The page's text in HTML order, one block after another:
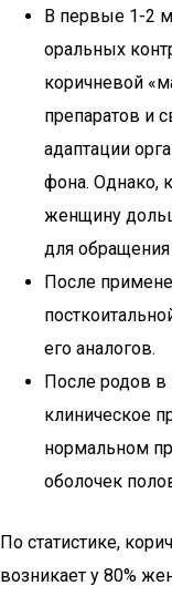
В первые 1-2
оральных
коричневой
препаратов и
адаптации
фона. Однако,
женщину
для
После
его аналогов.
После родов в
клиническое
нормальном
оболочек
По статистике,
возникает у 80%